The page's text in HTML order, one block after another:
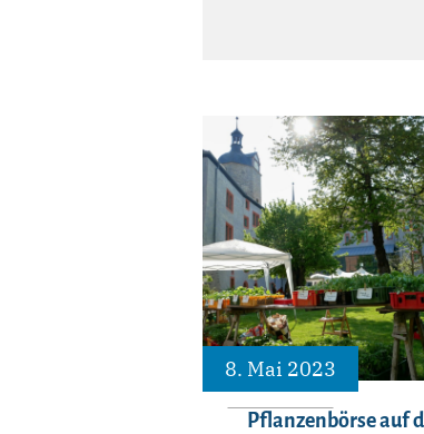
8. Mai 2023
Pflanzenbörse auf